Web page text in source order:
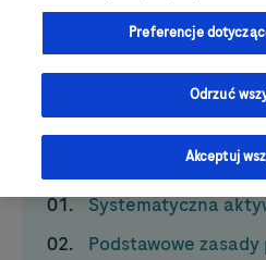
Systematyczna
Podstawowe
Preferencje
Odrzuć
Akceptuj